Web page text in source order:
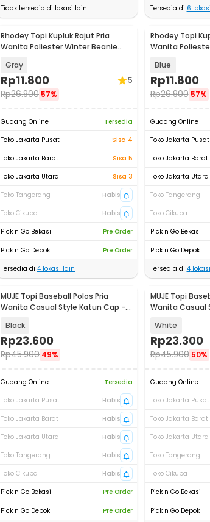
Tidak tersedia di lokasi lain
Tersedia di 6
Rhodey Topi Kupluk Rajut Pria
Wanita Poliester Winter Beanie
Gray
Rp11.800
Rp26.900 57%
5
Gudang Online
Tersedia
Toko Jakarta Pusat
Sisa 4
Toko Jakarta Barat
Sisa 5
Toko Jakarta Utara
Sisa 3
Toko Tangerang
Habis
Toko Cikupa
Habis
Pick n Go Bekasi
Pre Order
Pick n Go Depok
Pre Order
Tersedia di 4 lokasi lain
Rhodey Topi
Wanita
Blue
Rp11.800
Rp26.900 57%
Gudang Online
Toko Jakarta Pusat
Toko Jakarta Barat
Toko Jakarta Utara
Toko Tangerang
Toko Cikupa
Pick n Go Bekasi
Pick n Go Depok
Tersedia di 4
MUJE Topi Baseball Polos Pria
Wanita Casual Style Katun Cap -
Black
Rp23.600
Rp45.900 49%
Gudang Online
Tersedia
Toko Jakarta Pusat
Habis
Toko Jakarta Barat
Habis
Toko Jakarta Utara
Habis
Toko Tangerang
Habis
Toko Cikupa
Habis
Pick n Go Bekasi
Pre Order
Pick n Go Depok Pre Order
MUJE Topi
Wanita Casual
White
Rp23.300
Rp45.900 50%
Gudang Online
Toko Jakarta Pusat
Toko Jakarta Barat
Toko Jakarta Utara
Toko Tangerang
Toko Cikupa
Pick n Go Bekasi
Pick n Go Depok